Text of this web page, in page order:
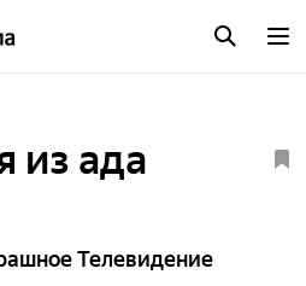
из ада
Телевидение